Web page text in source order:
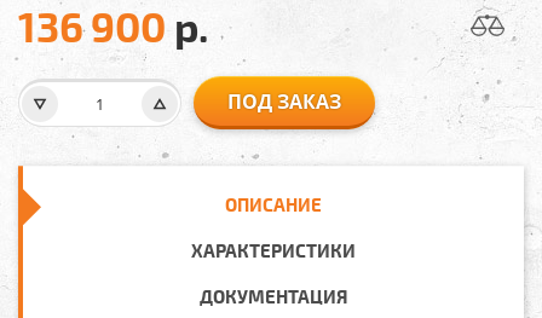
136 900 р.
ПОД ЗАКАЗ
ОПИСАНИЕ
ХАРАКТЕРИСТИКИ
ДОКУМЕНТАЦИЯ